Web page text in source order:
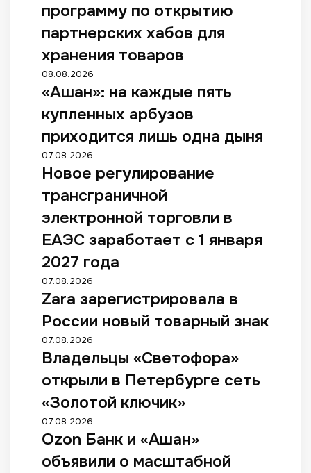
программу по открытию
партнерских хабов для
хранения товаров
08.08.2026
«Ашан»: на каждые пять
купленных арбузов
приходится лишь одна дыня
07.08.2026
Новое регулирование
трансграничной
электронной торговли в
ЕАЭС заработает с 1 января
2027 года
07.08.2026
Zara зарегистрировала в
России новый товарный знак
07.08.2026
Владельцы «Светофора»
открыли в Петербурге сеть
«Золотой ключик»
07.08.2026
Ozon Банк и «Ашан»
объявили о масштабной